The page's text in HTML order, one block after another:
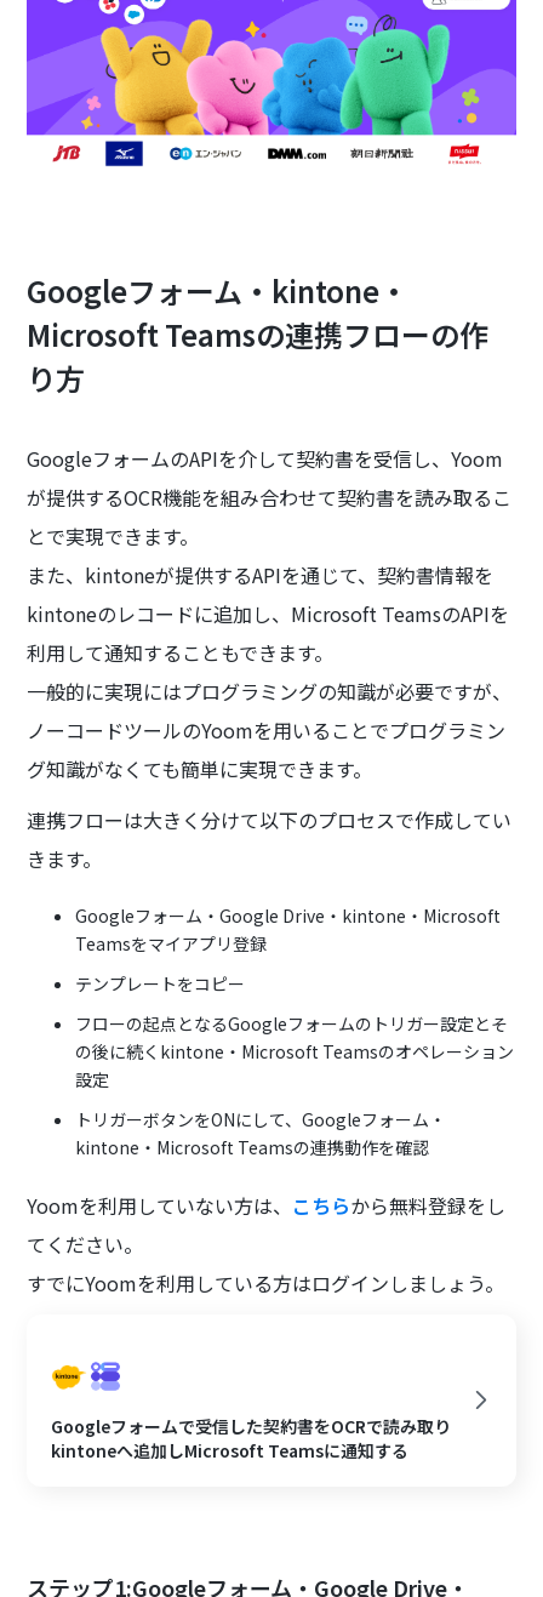
Googleフォーム・kintone・
Microsoft Teamsの連携フローの作
り方
GoogleフォームのAPIを介して契約書を受信し、Yoom
が提供するOCR機能を組み合わせて契約書を読み取るこ
とで実現できます。
また、kintoneが提供するAPIを通じて、契約書情報を
kintoneのレコードに追加し、Microsoft TeamsのAPIを
利用して通知することもできます。
一般的に実現にはプログラミングの知識が必要ですが、
ノーコードツールのYoomを用いることでプログラミン
グ知識がなくても簡単に実現できます。
連携フローは大きく分けて以下のプロセスで作成してい
きます。
Googleフォーム・Google Drive・kintone・Microsoft
Teamsをマイアプリ登録
テンプレートをコピー
フローの起点となるGoogleフォームのトリガー設定とそ
の後に続くkintone・Microsoft Teamsのオペレーション
設定
トリガーボタンをONにして、Googleフォーム・
kintone・Microsoft Teamsの連携動作を確認
Yoomを利用していない方は、 こちらから無料登録をし
てください。
すでにYoomを利用している方はログインしましょう。
Googleフォームで受信した契約書をOCRで読み取り
kintoneへ追加しMicrosoft Teamsに通知する
ステップ1:Googleフォーム・Google Drive・